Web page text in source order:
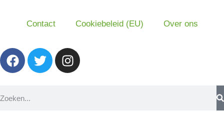
Contact Cookiebeleid (EU) Over ons